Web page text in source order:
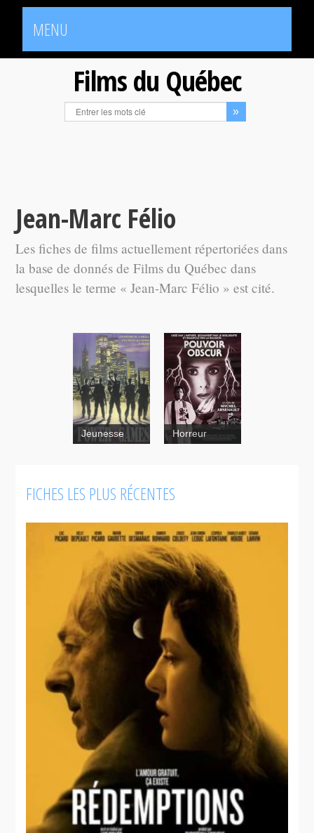
MENU
Films du Québec
Jean-Marc Félio
Les fiches de films actuellement répertoriées dans
la base de donnés de Films du Québec dans
lesquelles le terme « Jean-Marc Félio » est cité.
Jeunesse Horreur
FICHES LES PLUS RÉCENTES